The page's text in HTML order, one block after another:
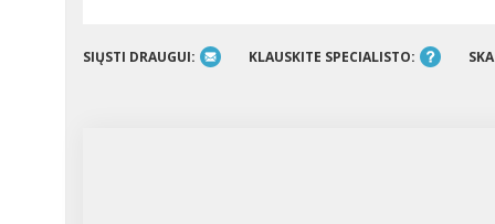
SIŲSTI DRAUGUI: KLAUSKITE SPECIALISTO: